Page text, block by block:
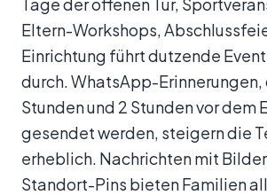
Eltern-Workshops,
Einrichtung führt dutzende
durch. WhatsApp-Erinnerungen,
Stunden und 2 Stunden vor dem
gesendet werden, steigern die
erheblich. Nachrichten mit
Standort-Pins bieten Familien